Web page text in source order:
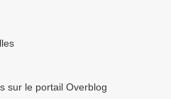
sur le portail Overblog